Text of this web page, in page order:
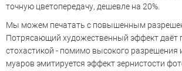
точную цветопередачу, дешевле на 20%.
Мы можем печатать с повышенным
Потрясающий художественный эффект даёт
стохастикой - помимо высокого разрешения
муаров эмитируется эффект зернистости